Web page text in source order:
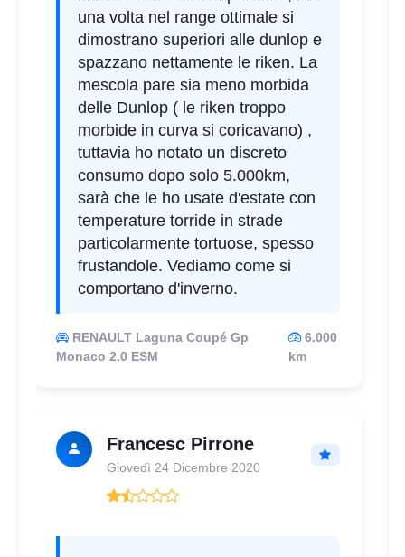
una volta nel range ottimale si
dimostrano superiori alle dunlop e
spazzano nettamente le riken. La
mescola pare sia meno morbida
delle Dunlop ( le riken troppo
morbide in curva si coricavano) ,
tuttavia ho notato un discreto
consumo dopo solo 5.000km,
sarà che le ho usate d'estate con
temperature torride in strade
particolarmente tortuose, spesso
frustandole. Vediamo come si
comportano d'inverno.
RENAULT Laguna Coupé Gp
Monaco 2.0 ESM
6.000
km
Francesc Pirrone
Giovedì 24 Dicembre 2020